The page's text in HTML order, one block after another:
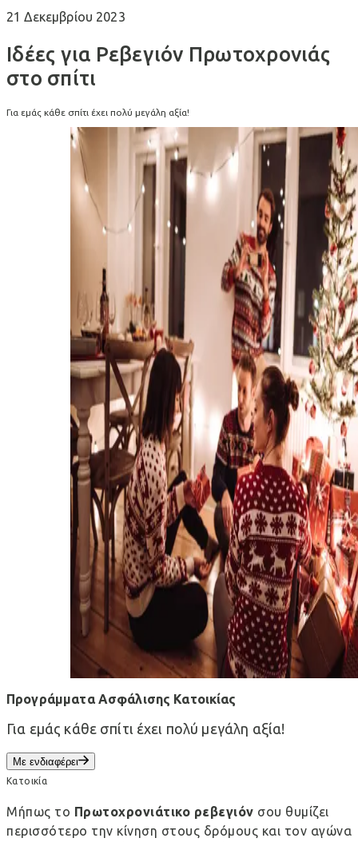
21 Δεκεμβρίου 2023
Ιδέες για Ρεβεγιόν Πρωτοχρονιάς
στο σπίτι
Για εμάς κάθε σπίτι έχει πολύ μεγάλη αξία!
Προγράμματα Ασφάλισης Κατοικίας
Για εμάς κάθε σπίτι έχει πολύ μεγάλη αξία!
Με ενδιαφέρει
Κατοικία
Μήπως το Πρωτοχρονιάτικο ρεβεγιόν σου θυμίζει
περισσότερο την κίνηση στους δρόμους και τον αγώνα